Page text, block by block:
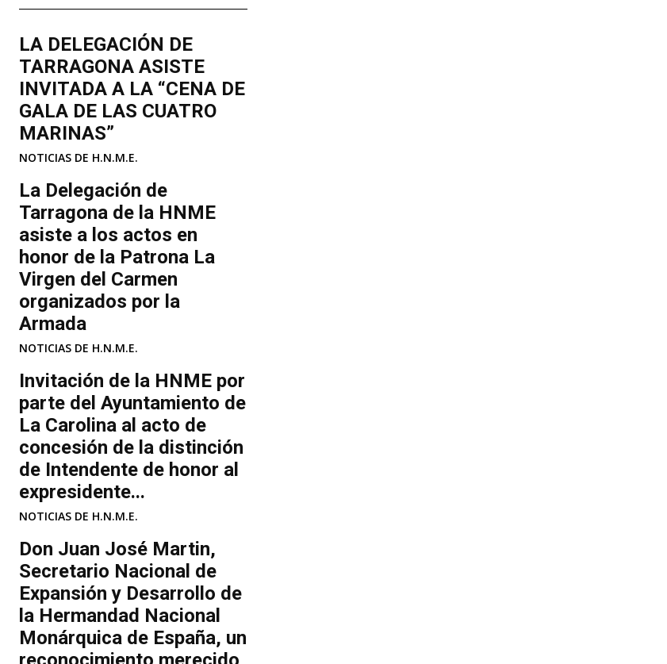
LA DELEGACIÓN DE
TARRAGONA ASISTE
INVITADA A LA “CENA DE
GALA DE LAS CUATRO
MARINAS”
NOTICIAS DE H.N.M.E.
La Delegación de
Tarragona de la HNME
asiste a los actos en
honor de la Patrona La
Virgen del Carmen
organizados por la
Armada
NOTICIAS DE H.N.M.E.
Invitación de la HNME por
parte del Ayuntamiento de
La Carolina al acto de
concesión de la distinción
de Intendente de honor al
expresidente...
NOTICIAS DE H.N.M.E.
Don Juan José Martin,
Secretario Nacional de
Expansión y Desarrollo de
la Hermandad Nacional
Monárquica de España, un